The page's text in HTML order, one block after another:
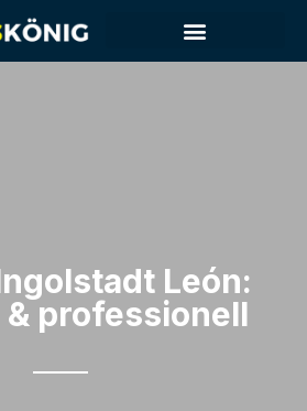
León:
professionell​